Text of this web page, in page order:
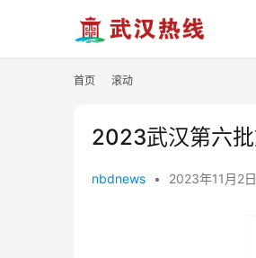
首页 滚动
2023武汉第六
nbdnews • 2023年11月2